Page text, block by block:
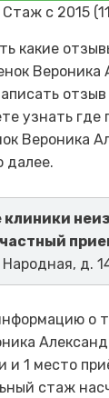
Стаж с 2015
какие
Вероника
узнать где
Вероника
далее.
клиники
Народная, д.
о
и 1 место
стаж